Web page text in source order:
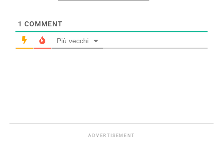
1 COMMENT
Più vecchi
ADVERTISEMENT